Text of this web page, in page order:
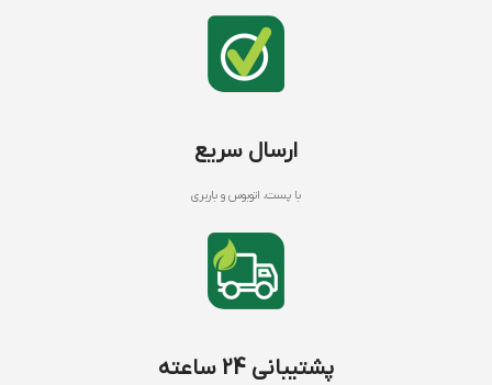
ارسال سریع
با پست، اتوبوس و باربری
پشتیبانی 24 ساعته